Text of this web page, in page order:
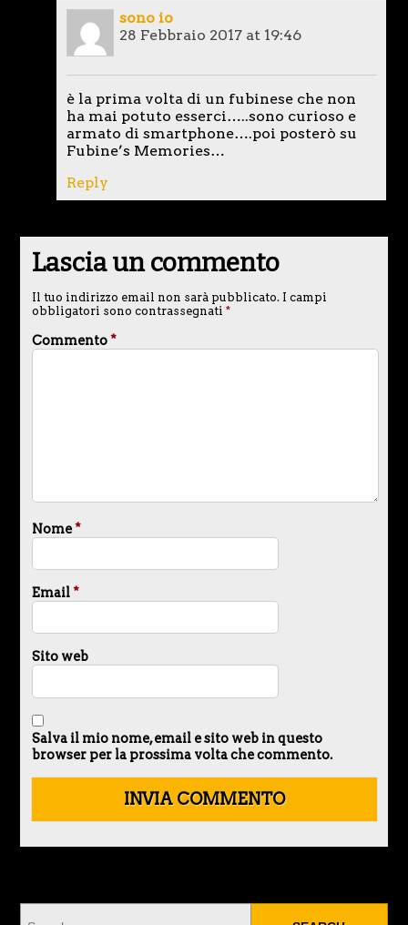
sono io
28 Febbraio 2017 at 19:46
è la prima volta di un fubinese che non
ha mai potuto esserci…..sono curioso e
armato di smartphone….poi posterò su
Fubine’s Memories…
Reply
Lascia un commento
Il tuo indirizzo email non sarà pubblicato. I campi
obbligatori sono contrassegnati *
Commento*
Nome*
Email*
Sito web
Salva il mio nome, email e sito web in questo
browser per la prossima volta che commento.